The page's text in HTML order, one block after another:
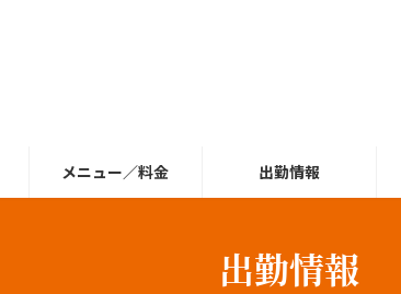
メニュー／料金 出勤情報
出勤情報